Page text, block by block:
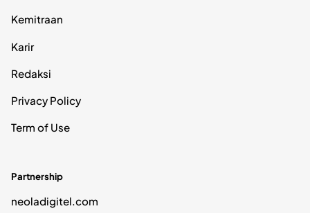
Kemitraan
Karir
Redaksi
Privacy Policy
Term of Use
Partnership
neoladigitel.com